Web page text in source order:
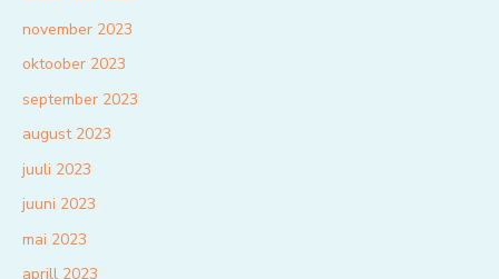
november 2023
oktoober 2023
september 2023
august 2023
juuli 2023
juuni 2023
mai 2023
aprill 2023